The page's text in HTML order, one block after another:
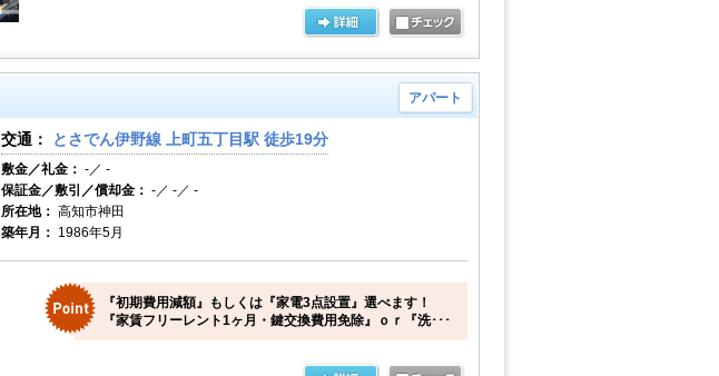
アパート
交通： とさでん伊野線 上町五丁目駅 徒歩19分
敷金／礼金： -／ -
保証金／敷引／償却金： -／ -／ -
所在地： 高知市神田
築年月： 1986年5月
『初期費用減額』もしくは『家電3点設置』選べます！
『家賃フリーレント1ヶ月・鍵交換費用免除』ｏｒ『洗･･･